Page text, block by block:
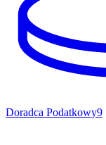
Doradca Podatkowy9